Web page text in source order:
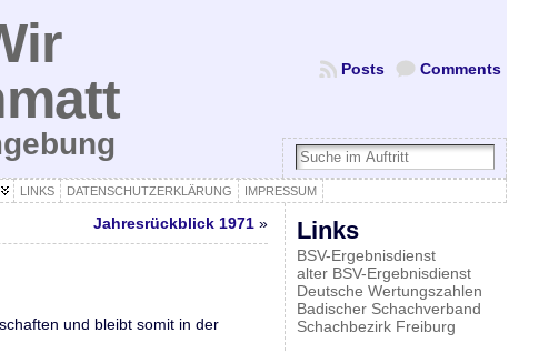
Comments
Posts
LINKS DATENSCHUTZERKLÄRUNG IMPRESSUM
Jahresrückblick 1971 »
und bleibt somit in der
Links
BSV-Ergebnisdienst
alter BSV-Ergebnisdienst
Deutsche Wertungszahlen
Badischer Schachverband
Schachbezirk Freiburg